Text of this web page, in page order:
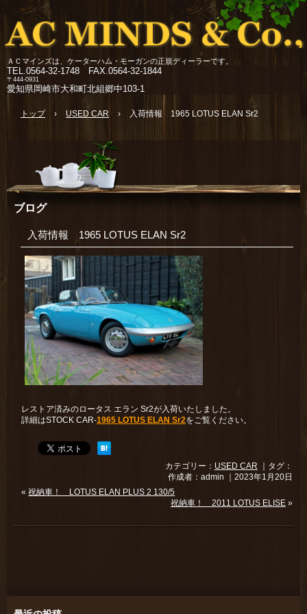
ＡＣマインズは、ケーターハム・モーガンの正規ディーラーです。
TEL.0564-32-1748 FAX.0564-32-1844
〒444-0931
愛知県岡崎市大和町北組郷中103-1
トップ › USED CAR › 入荷情報 1965 LOTUS ELAN Sr2
ブログ
入荷情報 1965 LOTUS ELAN Sr2
レストア済みのロータス エラン Sr2が入荷いたしました。
詳細はSTOCK CAR-1965 LOTUS ELAN Sr2をご覧ください。
カテゴリー： USED CAR ｜タグ：
作成者：admin ｜2023年1月20日
«祝納車！ LOTUS ELAN PLUS 2 130/5
祝納車！ 2011 LOTUS ELISE»